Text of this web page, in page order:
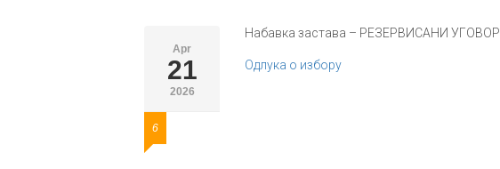
Apr
21
2026
6
Набавка застава – РЕЗЕРВИСАНИ УГОВОР
Одлука о избору